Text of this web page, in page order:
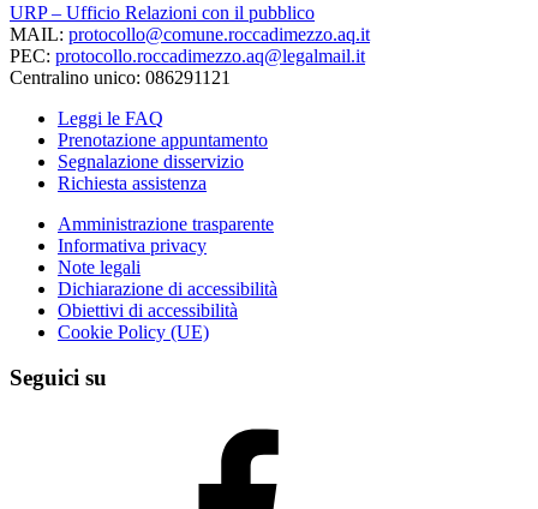
URP – Ufficio Relazioni con il pubblico
MAIL: protocollo@comune.roccadimezzo.aq.it
PEC: protocollo.roccadimezzo.aq@legalmail.it
Centralino unico: 086291121
Leggi le FAQ
Prenotazione appuntamento
Segnalazione disservizio
Richiesta assistenza
Amministrazione trasparente
Informativa privacy
Note legali
Dichiarazione di accessibilità
Obiettivi di accessibilità
Cookie Policy (UE)
Seguici su